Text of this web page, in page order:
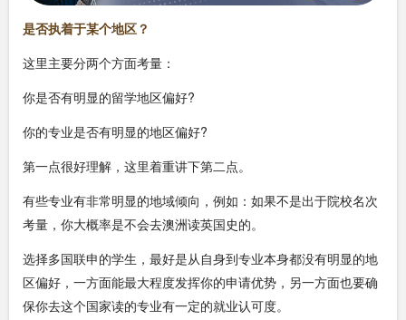
是否执着于某个地区？
这里主要分两个方面考量：
你是否有明显的留学地区偏好?
你的专业是否有明显的地区偏好?
第一点很好理解，这里着重讲下第二点。
有些专业有非常明显的地域倾向，例如：如果不是出于院校名次
考量，你大概率是不会去澳洲读英国史的。
选择多国联申的学生，最好是从自身到专业本身都没有明显的地
区偏好，一方面能最大程度发挥你的申请优势，另一方面也要确
保你去这个国家读的专业有一定的就业认可度。